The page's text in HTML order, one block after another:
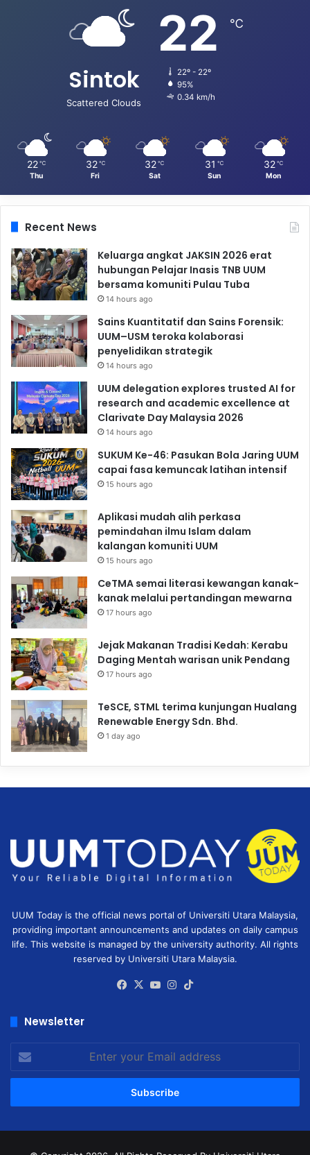
Sintok
Scattered Clouds
22 ℃
22º - 22º
95%
0.34 km/h
22 ℃
Thu
32 ℃
Fri
32 ℃
Sat
31 ℃
Sun
32 ℃
Mon
Recent News
Keluarga angkat JAKSIN 2026 erat
hubungan Pelajar Inasis TNB UUM
bersama komuniti Pulau Tuba
14 hours ago
Sains Kuantitatif dan Sains Forensik:
UUM–USM teroka kolaborasi
penyelidikan strategik
14 hours ago
UUM delegation explores trusted AI for
research and academic excellence at
Clarivate Day Malaysia 2026
14 hours ago
SUKUM Ke-46: Pasukan Bola Jaring UUM
capai fasa kemuncak latihan intensif
15 hours ago
Aplikasi mudah alih perkasa
pemindahan ilmu Islam dalam
kalangan komuniti UUM
15 hours ago
CeTMA semai literasi kewangan kanak-
kanak melalui pertandingan mewarna
17 hours ago
Jejak Makanan Tradisi Kedah: Kerabu
Daging Mentah warisan unik Pendang
17 hours ago
TeSCE, STML terima kunjungan Hualang
Renewable Energy Sdn. Bhd.
1 day ago
UUM Today is the official news portal of Universiti Utara Malaysia,
providing important announcements and updates on daily campus
life. This website is managed by the university authority. All rights
reserved by Universiti Utara Malaysia.
Facebook
X YouTubeInstagram
Newsletter
your
Email